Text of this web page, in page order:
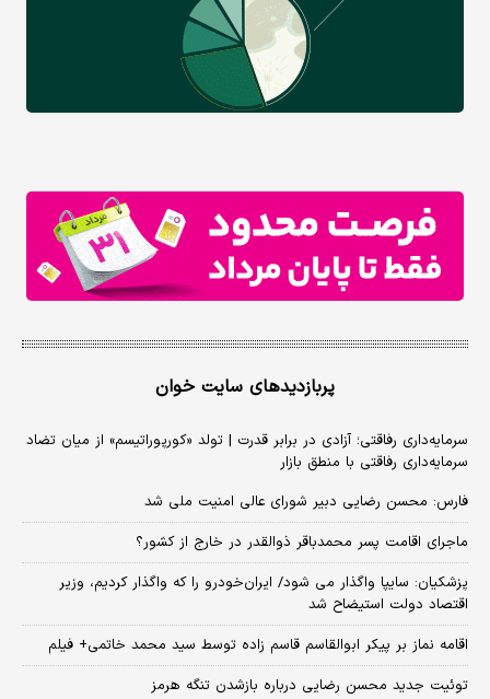
پربازدیدهای سایت خوان
سرمایه‌داری رفاقتی؛ آزادی در برابر قدرت | تولد «کورپوراتیسم» از میان تضاد
سرمایه‌داری رفاقتی با منطق بازار
فارس: محسن رضایی دبیر شورای عالی امنیت ملی شد
ماجرای اقامت پسر محمدباقر ذوالقدر در خارج از کشور؟
پزشکیان: سایپا واگذار می شود/ ایران‌خودرو را که واگذار کردیم، وزیر
اقتصاد دولت استیضاح شد
اقامه نماز بر پیکر ابوالقاسم قاسم زاده توسط سید محمد خاتمی+ فیلم
توئیت جدید محسن رضایی درباره بازشدن تنگه هرمز